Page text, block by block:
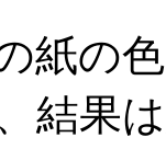
紙の
結果